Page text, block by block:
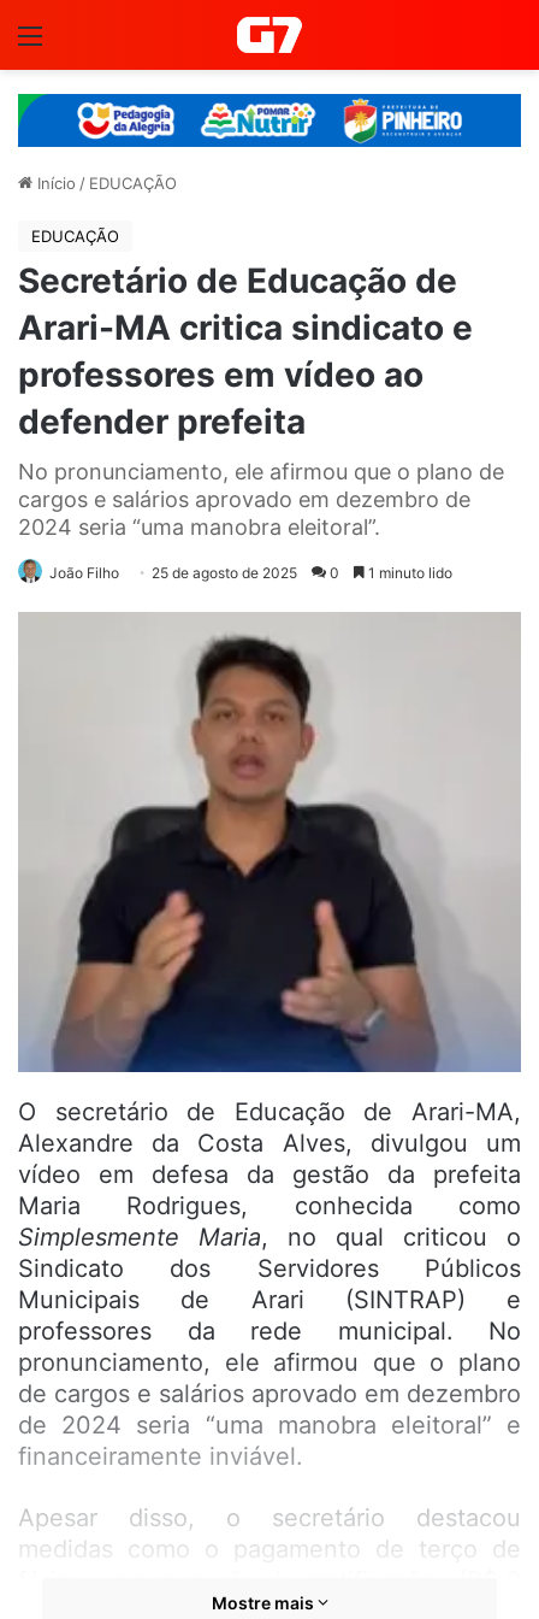
Início / EDUCAÇÃO
EDUCAÇÃO
Secretário de Educação de
Arari-MA critica sindicato e
professores em vídeo ao
defender prefeita
No pronunciamento, ele afirmou que o plano de
cargos e salários aprovado em dezembro de
2024 seria “uma manobra eleitoral”.
João Filho 25 de agosto de 2025 0 1 minuto lido
O secretário de Educação de Arari-MA,
Alexandre da Costa Alves, divulgou um
vídeo em defesa da gestão da prefeita
Maria Rodrigues, conhecida como
Simplesmente Maria, no qual criticou o
Sindicato dos Servidores Públicos
Municipais de Arari (SINTRAP) e
professores da rede municipal. No
pronunciamento, ele afirmou que o plano
de cargos e salários aprovado em dezembro
de 2024 seria “uma manobra eleitoral” e
financeiramente inviável.
Apesar disso, o secretário destacou
medidas como o pagamento de terço de
mil para servidores operacionais e
Mostre mais